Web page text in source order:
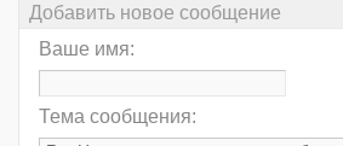
Добавить новое сообщение
Ваше имя:
Тема сообщения: